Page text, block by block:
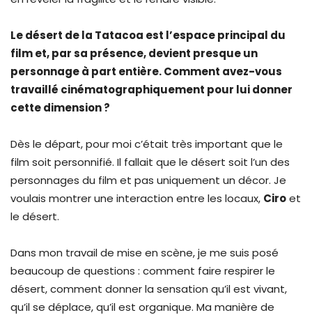
Le désert de la Tatacoa est l’espace principal du
film et, par sa présence, devient presque un
personnage à part entière. Comment avez-vous
travaillé cinématographiquement pour lui donner
cette dimension ?
Dès le départ, pour moi c’était très important que le
film soit personnifié. Il fallait que le désert soit l’un des
personnages du film et pas uniquement un décor. Je
voulais montrer une interaction entre les locaux, Ciroet
le désert.
Dans mon travail de mise en scène, je me suis posé
beaucoup de questions : comment faire respirer le
désert, comment donner la sensation qu’il est vivant,
qu’il se déplace, qu’il est organique. Ma manière de